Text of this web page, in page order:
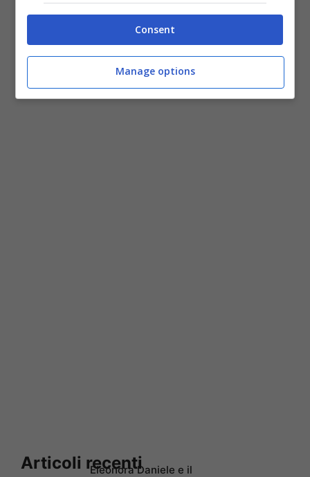
Articoli recentiEleonora Daniele e il
Consent
Manage options